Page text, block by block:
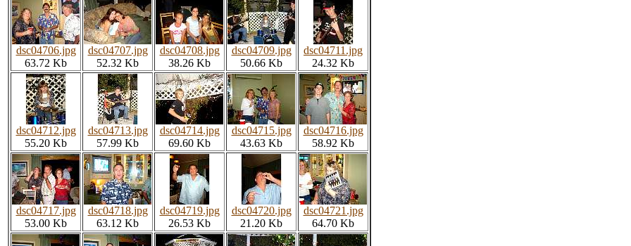
dsc04706.jpg
63.72 Kb
dsc04707.jpg
52.32 Kb
dsc04708.jpg
38.26 Kb
dsc04709.jpg
50.66 Kb
dsc04711.jpg
24.32 Kb
dsc04712.jpg
55.20 Kb
dsc04713.jpg
57.99 Kb
dsc04714.jpg
69.60 Kb
dsc04715.jpg
43.63 Kb
dsc04716.jpg
58.92 Kb
dsc04717.jpg
53.00 Kb
dsc04718.jpg
63.12 Kb
dsc04719.jpg
26.53 Kb
dsc04720.jpg
21.20 Kb
dsc04721.jpg
64.70 Kb